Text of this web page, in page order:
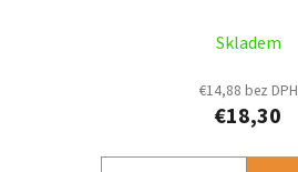
Skladem
€14,88 bez DPH
€18,30